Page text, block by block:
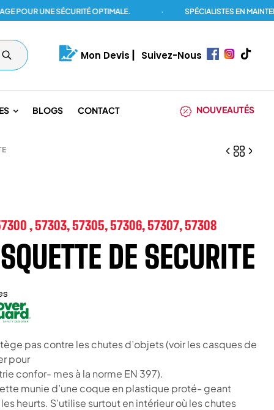
UNE SÉCURITÉ OPTIMALE. SPÉCIALISTES EN
Mon Devis Suivez-Nous
BLOGS CONTACT NOUVEAUTÉS
, 57303, 57305, 57306, 57307, 57308
DE SECURITE
pas contre les chutes d’objets (voir les casques de
pour
confor- mes à la norme EN 397).
munie d’une coque en plastique proté- geant
heurts. S’utilise surtout en intérieur où les chutes